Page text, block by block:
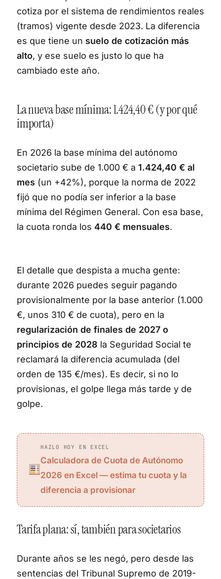
cotiza por el sistema de rendimientos reales
(tramos) vigente desde 2023. La diferencia
es que tiene un suelo de cotización más
alto, y ese suelo es justo lo que ha
cambiado este año.
La nueva base mínima: 1.424,40 € (y por qué
importa)
En 2026 la base mínima del autónomo
societario sube de 1.000 € a 1.424,40 € al
mes (un +42%), porque la norma de 2022
fijó que no podía ser inferior a la base
mínima del Régimen General. Con esa base,
la cuota ronda los 440 € mensuales.
El detalle que despista a mucha gente:
durante 2026 puedes seguir pagando
provisionalmente por la base anterior (1.000
€, unos 310 € de cuota), pero en la
regularización de finales de 2027 o
principios de 2028 la Seguridad Social te
reclamará la diferencia acumulada (del
orden de 135 €/mes). Es decir, si no lo
provisionas, el golpe llega más tarde y de
golpe.
HAZLO HOY EN EXCEL
Calculadora de Cuota de Autónomo
2026 en Excel — estima tu cuota y la
diferencia a provisionar
Tarifa plana: sí, también para societarios
Durante años se les negó, pero desde las
sentencias del Tribunal Supremo de 2019-